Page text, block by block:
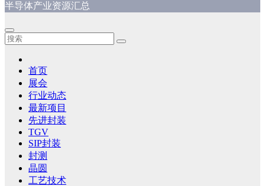
半导体产业资源汇总
首页
展会
行业动态
最新项目
先进封装
TGV
SIP封装
封测
晶圆
工艺技术